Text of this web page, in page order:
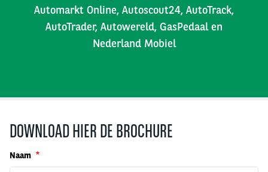
Automarkt Online, Autoscout24, AutoTrack,
AutoTrader, Autowereld, GasPedaal en
Nederland Mobiel
DOWNLOAD HIER DE BROCHURE
Naam